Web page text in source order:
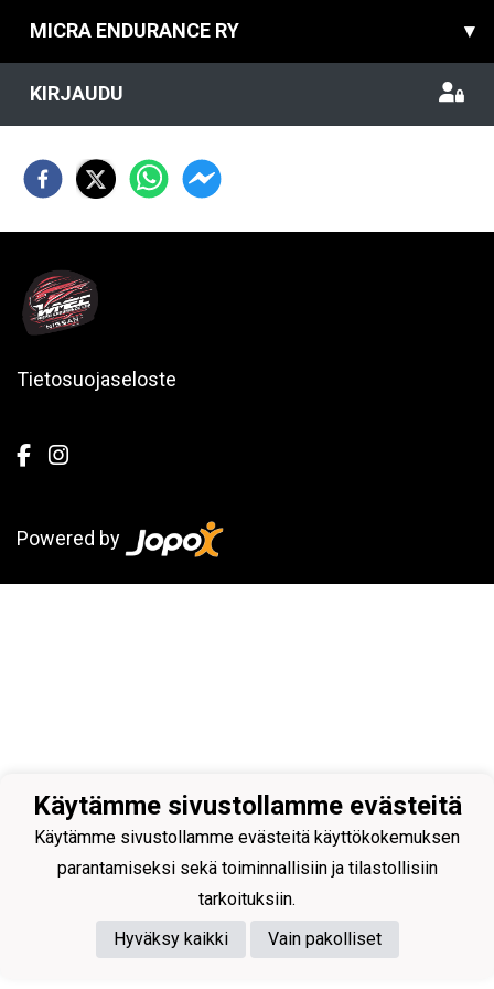
MICRA ENDURANCE RY ▾
KIRJAUDU
Tietosuojaseloste
Powered by
Käytämme sivustollamme evästeitä
Käytämme sivustollamme evästeitä käyttökokemuksen
parantamiseksi sekä toiminnallisiin ja tilastollisiin
tarkoituksiin.
Hyväksy kaikki
Vain pakolliset